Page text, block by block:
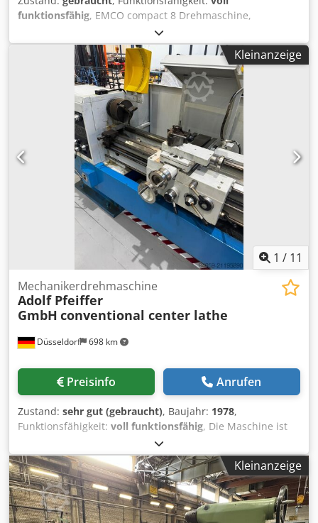
funktionsfähig, EMCO compact 8 Drehmaschine,
gebraucht 230V Motor 650W Spitzenweite 450 mm
Spitzenhöhe 105 mm Spindeldurchlass 20 mm
Spindeldrehzahl 100 - 1700 U/min Reitstock MK2
automatischer Längsvorschub Gewindeschneiden Dsdpfx
Asymnkvoldokr Meißelhalter mit mehreren Aufsätzen
Emco 3-Backenfutter 110 mm TOS 4-Backenfutter 125 mm
Futter 200 mm drehende Körnerspitze Röhm
Schnellspann-Bohrfutter 3-16 mm Technische Daten ca.
vor Ort Maße (L 950 x 520 x 340 mm x B x H) Gewicht ca. 75
kg
Kleinanzeige
1 / 11
Düsseldorf 698 km
Mechanikerdrehmaschine
Adolf Pfeiffer
GmbH conventional center lathe
Preisinfo Anrufen
Zustand: sehr gut (gebraucht), Baujahr: 1978,
Funktionsfähigkeit: voll funktionsfähig, Die Maschine ist
gerade angekommen und wird in Kürze gereinigt.
Umlaufdurchmesser über Bett: 400 mm Dsdpfx Aleyh
Ndwsdekr Spitzenweite: 1.000 mm Spindelbohrung: 50
mm Futtergröße: 200 mm Drehzahlbereich: 40 U/min bis
2.000 U/min Maschinengewicht: 1.700 kg Inklusive 3-
Backenfutter und Werkzeughalter.
Kleinanzeige